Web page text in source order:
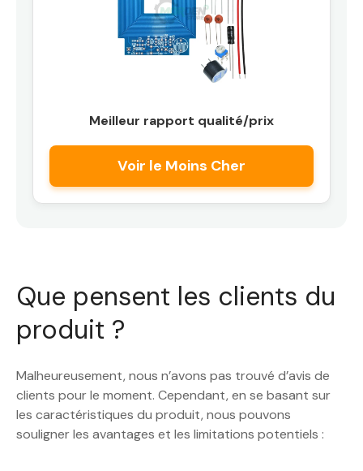
Meilleur rapport qualité/prix
Voir le Moins Cher
Que pensent les clients du
produit ?
Malheureusement, nous n’avons pas trouvé d’avis de
clients pour le moment. Cependant, en se basant sur
les caractéristiques du produit, nous pouvons
souligner les avantages et les limitations potentiels :